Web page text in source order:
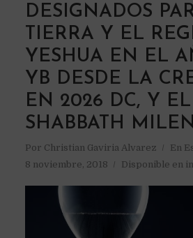
DESIGNADOS
TIERRA Y EL
YESHUA EN EL
YB DESDE LA
EN 2026 DC, Y EL
SHABBATH
Por Christian Gaviria Alvarez En
8 noviembre, 2018
Disponible en